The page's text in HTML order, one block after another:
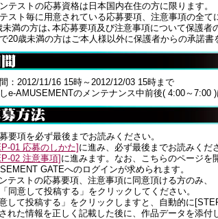
テストの応募資格は日本国内在住の方に限ります。
テスト毎に用意されている応募要項、注意事項の全て
未満の方は､本応募要項及び注意事項について保護者
20歳未満の方はご本人様以外に保護者からの承諾書
：2012/11/16 15時～2012/12/03 15時まで
e-AMUSEMENTのメンテナンス中前後( 4:00～7:00 )
要項を必ず最後までお読みください。
01 応募のしかた] に進み、必ず最後までお読みくだ
02 注意事項] に進みます。なお、こちらのページを
GATEへのログインが求められます。
テストの応募要項、注意事項に同意頂ける方のみ、
同意して投稿する」をクリックしてください。
して投稿する」をクリックしますと、自動的に
れた情報を正しく記載した後に、作品データを添付